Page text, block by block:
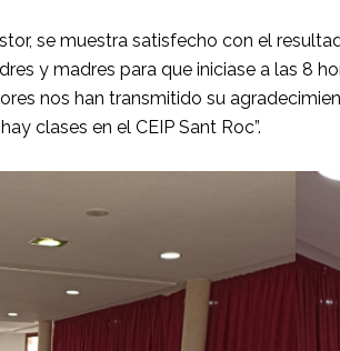
se muestra satisfecho con el
y madres para que iniciase a las 8
nos han transmitido su
clases en el CEIP Sant Roc”.